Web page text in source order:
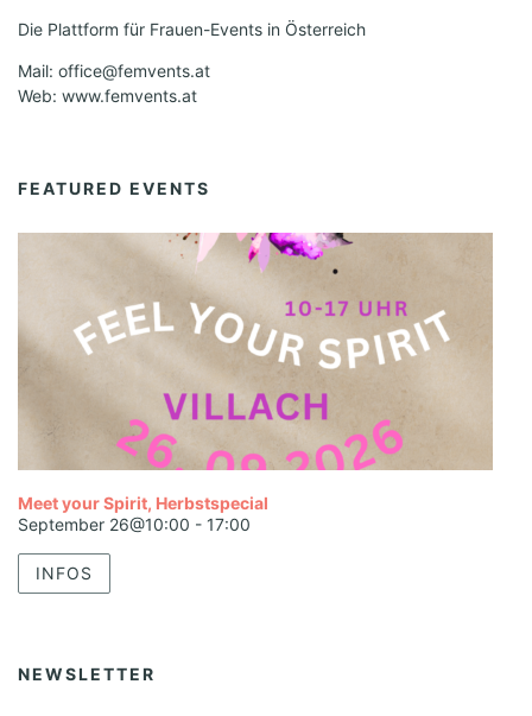
Die Plattform für Frauen-Events in Österreich
Mail: office@femvents.at
Web: www.femvents.at
FEATURED EVENTS
Meet your Spirit, Herbstspecial
September 26@10:00 - 17:00
INFOS
NEWSLETTER